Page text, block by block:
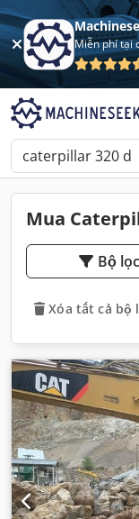
Miễn phí tại
Mua
Bộ lọc
Xóa tất cả bộ